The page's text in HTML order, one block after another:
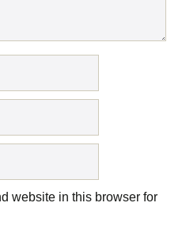
website in this browser for